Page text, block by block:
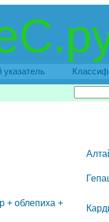
указатель
+ облепиха +